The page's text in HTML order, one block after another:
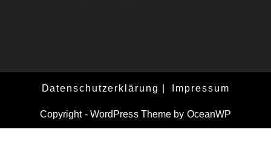
Datenschutzerklärung Impressum
Copyright - WordPress Theme by OceanWP